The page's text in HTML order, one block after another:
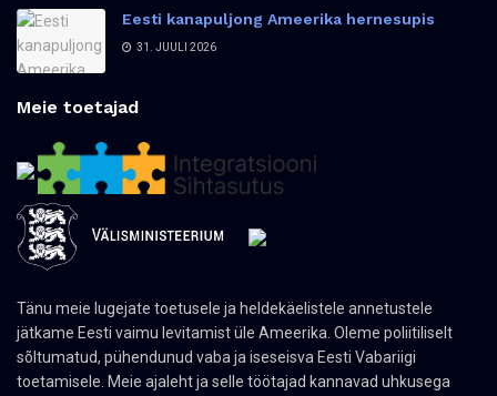
Eesti kanapuljong Ameerika hernesupis
31. JUULI 2026
Meie toetajad
Tänu meie lugejate toetusele ja heldekäelistele annetustele
jätkame Eesti vaimu levitamist üle Ameerika. Oleme poliitiliselt
sõltumatud, pühendunud vaba ja iseseisva Eesti Vabariigi
toetamisele. Meie ajaleht ja selle töötajad kannavad uhkusega